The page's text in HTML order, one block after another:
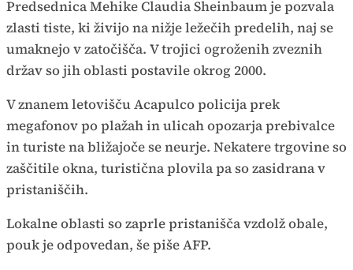
Predsednica Mehike Claudia Sheinbaum je pozvala
zlasti tiste, ki živijo na nižje ležečih predelih, naj se
umaknejo v zatočišča. V trojici ogroženih zveznih
držav so jih oblasti postavile okrog 2000.
V znanem letovišču Acapulco policija prek
megafonov po plažah in ulicah opozarja prebivalce
in turiste na bližajoče se neurje. Nekatere trgovine so
zaščitile okna, turistična plovila pa so zasidrana v
pristaniščih.
Lokalne oblasti so zaprle pristanišča vzdolž obale,
pouk je odpovedan, še piše AFP.